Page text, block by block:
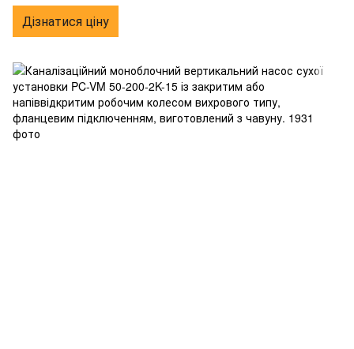
фланцевим підключенням, виготовлений з чавуну.
Дізнатися ціну